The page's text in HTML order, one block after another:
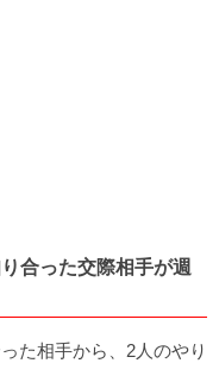
合った交際相手が週
た相手から、2人のやり